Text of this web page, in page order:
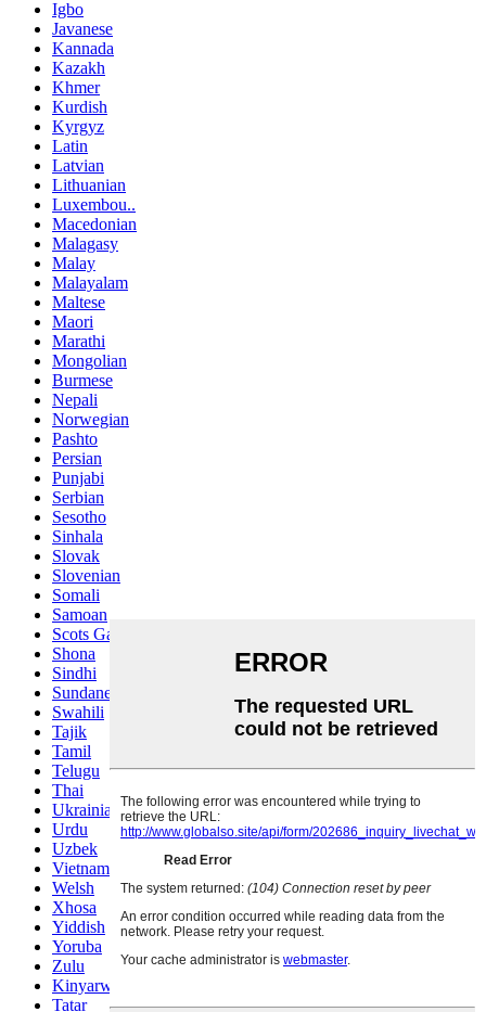
Igbo
Javanese
Kannada
Kazakh
Khmer
Kurdish
Kyrgyz
Latin
Latvian
Lithuanian
Luxembou..
Macedonian
Malagasy
Malay
Malayalam
Maltese
Maori
Marathi
Mongolian
Burmese
Nepali
Norwegian
Pashto
Persian
Punjabi
Serbian
Sesotho
Sinhala
Slovak
Slovenian
Somali
Samoan
Scots Gaelic
Shona
Sindhi
Sundanese
Swahili
Tajik
Tamil
Telugu
Thai
Ukrainian
Urdu
Uzbek
Vietnamese
Welsh
Xhosa
Yiddish
Yoruba
Zulu
Kinyarwanda
Tatar